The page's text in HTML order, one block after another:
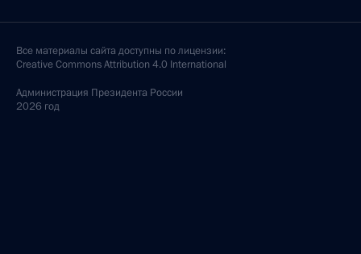
Все материалы сайта доступны по лицензии:
Creative Commons Attribution 4.0 International
Администрация Президента России
2026 год